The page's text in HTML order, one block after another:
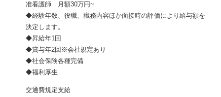
准看護師 月額30万円~
◆経験年数、役職、職務内容ほか面接時の評価により給与額を
決定します。
◆昇給年1回
◆賞与年2回※会社規定あり
◆社会保険各種完備
◆福利厚生
交通費規定支給